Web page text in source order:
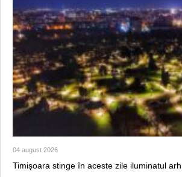
04 august 2026
Timișoara stinge în aceste zile iluminatul